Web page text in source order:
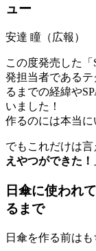
ュー
安達 瞳（広報）
この度発売した「
発担当者である
るまでの経緯や
いました！
作るのには本当
でもこれだけは言
えやつができた！
日傘に使われ
るまで
日傘を作る前は